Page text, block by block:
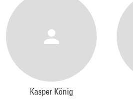
Kasper König